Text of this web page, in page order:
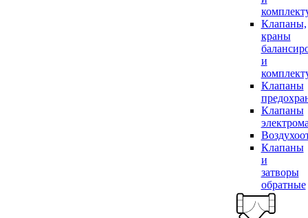
Клапаны,
краны
и
Клапаны
Клапаны
Клапаны
и
затворы
обратные